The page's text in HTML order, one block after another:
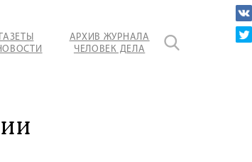
АРХИВ ЖУРНАЛА
ЧЕЛОВЕК ДЕЛА